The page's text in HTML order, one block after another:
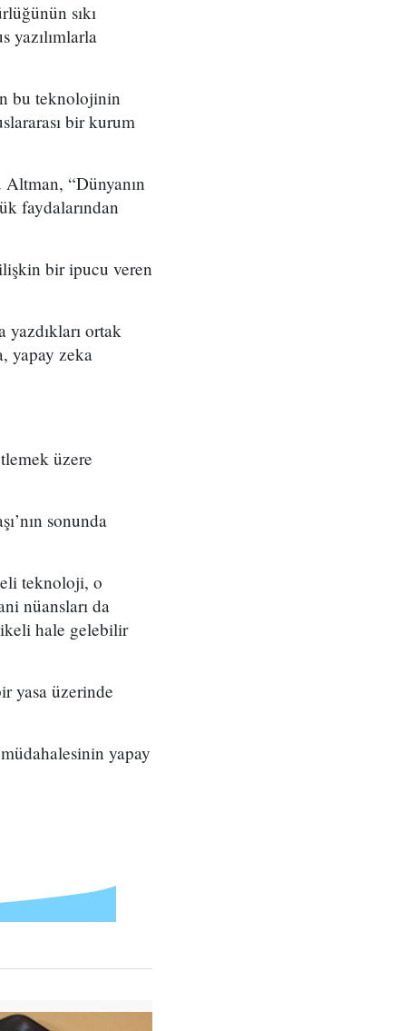
sıkı
yazılımlarla
bu teknolojinin
bir kurum
Altman, “Dünyanın
faydalarından
bir ipucu veren
yazdıkları ortak
yapay zeka
üzere
sonunda
teknoloji, o
nüansları da
hale gelebilir
yasa üzerinde
yapay